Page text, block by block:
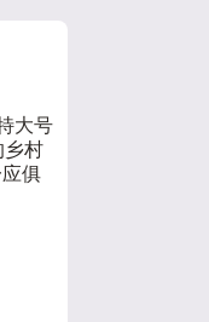
大号
村
俱